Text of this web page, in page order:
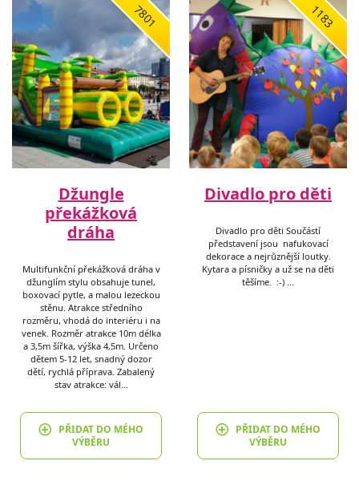
7801
Džungle
překážková
dráha
Multifunkční překážková dráha v
džunglím stylu obsahuje tunel,
boxovací pytle, a malou lezeckou
stěnu. Atrakce středního
rozměru, vhodá do interiéru i na
venek. Rozměr atrakce 10m délka
a 3,5m šířka, výška 4,5m. Určeno
dětem 5-12 let, snadný dozor
dětí, rychlá příprava. Zabalený
stav atrakce: vál…
PŘIDAT DO MÉHO
VÝBĚRU
1183
Divadlo pro děti
Divadlo pro děti Součástí
představení jsou nafukovací
dekorace a nejrůznější loutky.
Kytara a písničky a už se na děti
těšíme. :-) …
PŘIDAT DO MÉHO
VÝBĚRU